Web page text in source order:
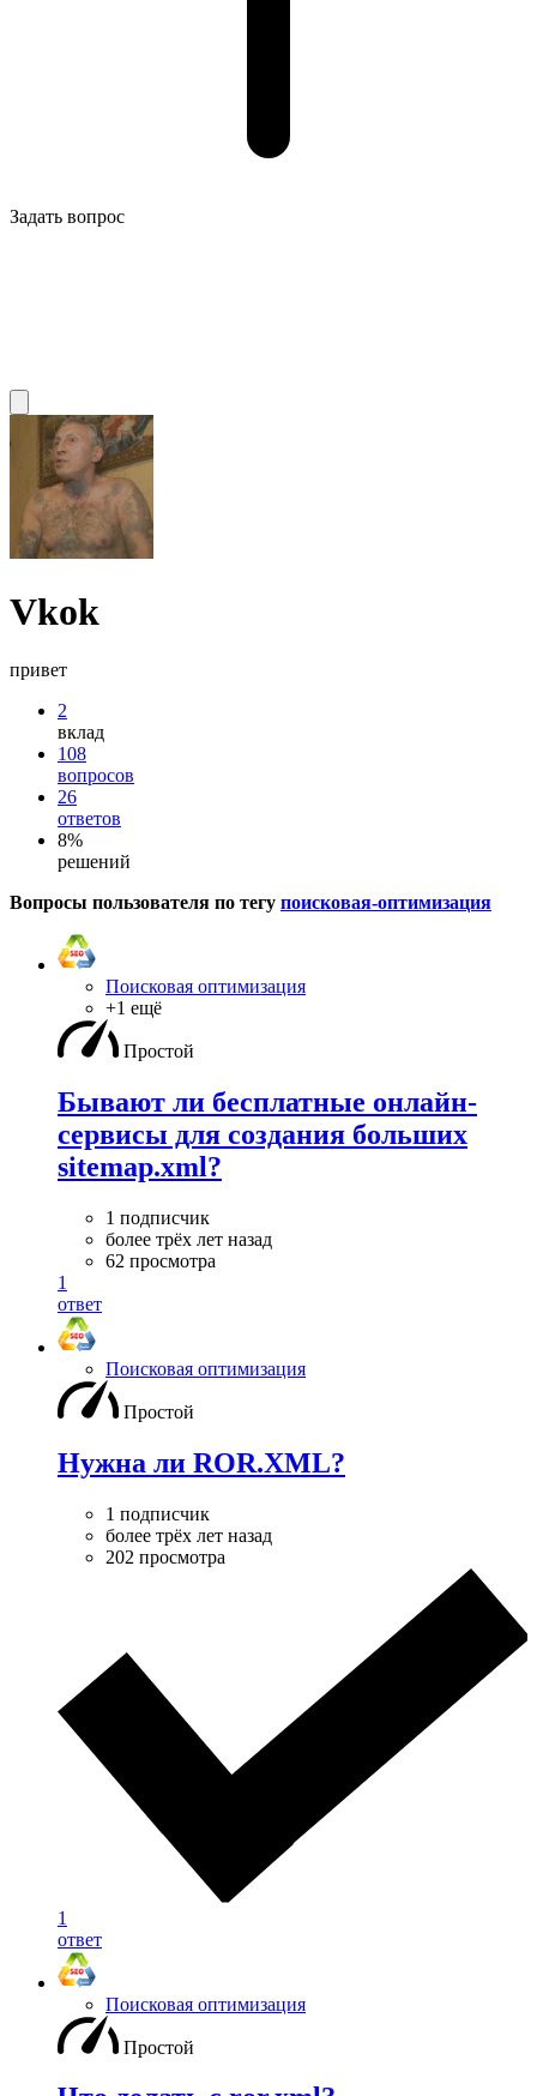
Задать вопрос
Vkok
привет
2
вклад
108
вопросов
26
ответов
8%
решений
Вопросы пользователя по тегу поисковая-оптимизация
Поисковая оптимизация
+1 ещё
Простой
Бывают ли бесплатные онлайн-
сервисы для создания больших
sitemap.xml?
1 подписчик
более трёх лет назад
62 просмотра
1
ответ
Поисковая оптимизация
Простой
Нужна ли ROR.XML?
1 подписчик
более трёх лет назад
202 просмотра
1
ответ
Поисковая оптимизация
Простой